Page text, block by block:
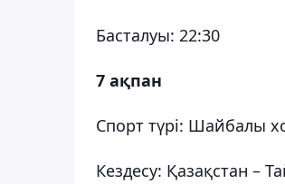
Басталуы: 22:30
7 ақпан
Спорт түрі: Шайбалы
Кездесу: Қазақстан –